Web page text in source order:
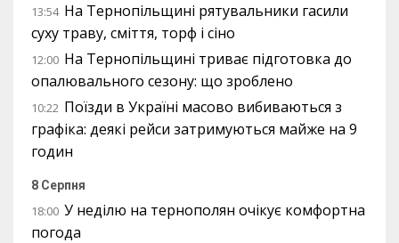
13:54 На Тернопільщині рятувальники гасили
суху траву, сміття, торф і сіно
12:00 На Тернопільщині триває підготовка до
опалювального сезону: що зроблено
10:22 Поїзди в Україні масово вибиваються з
графіка: деякі рейси затримуються майже на 9
годин
8 Серпня
18:00 У неділю на тернополян очікує комфортна
погода